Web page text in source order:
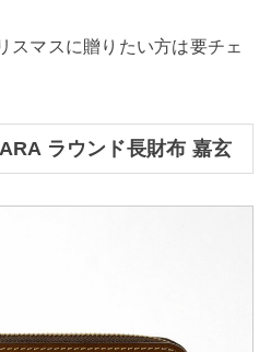
スマスに贈りたい方は要チェ
ラウンド長財布 嘉玄